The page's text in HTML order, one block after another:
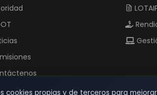
cookies propias y de terceros para